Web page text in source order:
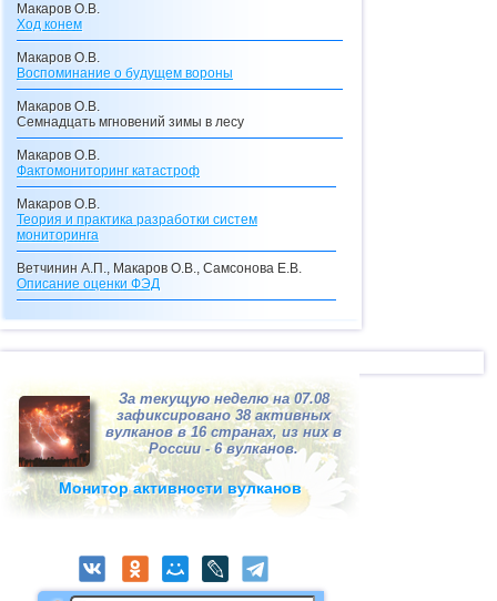
Макаров О.В.
Ход конем
Макаров О.В.
Воспоминание о будущем вороны
Макаров О.В.
Семнадцать мгновений зимы в лесу
Макаров О.В.
Фактомониторинг катастроф
Макаров О.В.
Теория и практика разработки систем
мониторинга
Ветчинин А.П., Макаров О.В., Самсонова Е.В.
Описание оценки ФЭД
Макаров О.В., Самсонова Е.В.
Описание кредитного калькулятора
Макаров О.В.
Долгосрочные прогнозы катастроф
Макаров О.В.
"Ксанф, выпей море!" (взгляд со стороны на
ситуацию в Мексиканском заливе)
Маслов А.В.
Геотаргетинг с точки зрения веб-программиста
За текущую неделю на 07.08
зафиксировано 38 активных
вулканов в 16 странах, из них в
России - 6 вулканов.
Монитор активности вулканов